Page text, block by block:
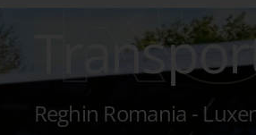
Reghin Romania -